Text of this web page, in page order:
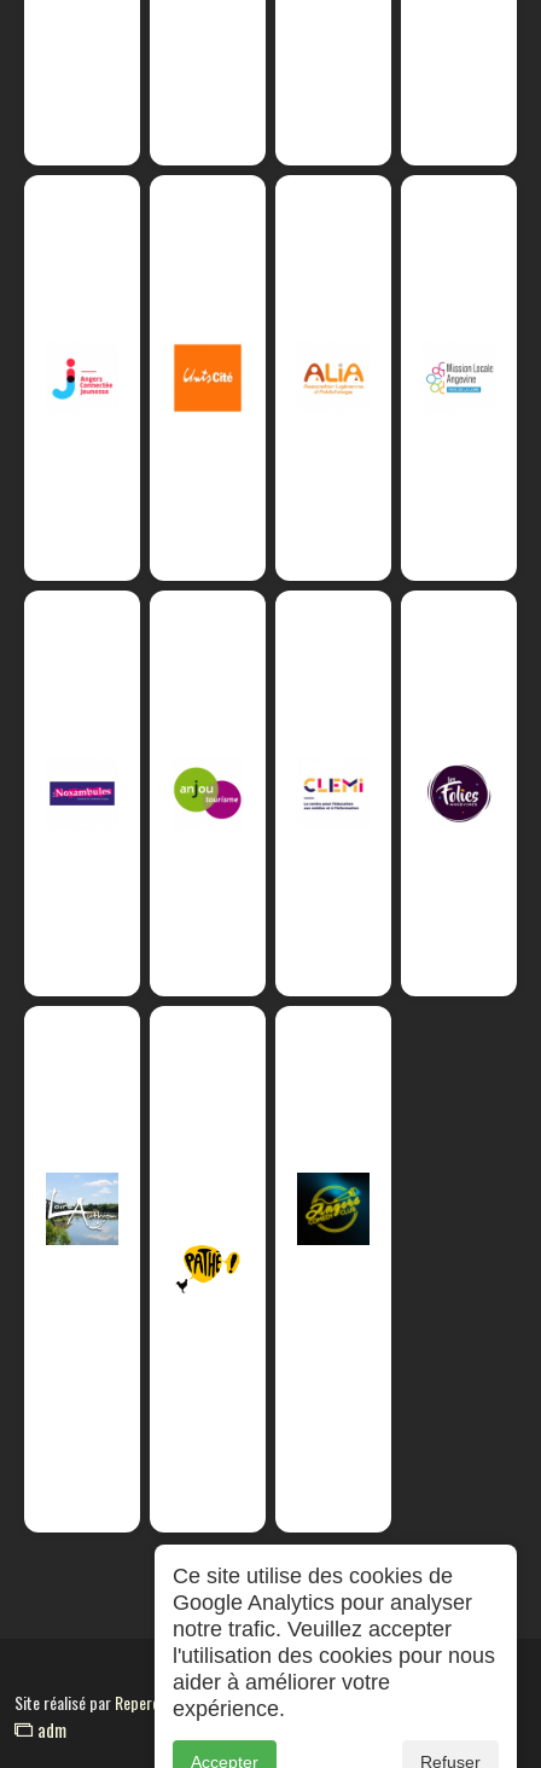
Site réalisé parRepereCom
adm
Ce site utilise des cookies de
Google Analytics pour analyser
notre trafic. Veuillez accepter
l'utilisation des cookies pour nous
aider à améliorer votre
expérience.
Accepter Refuser